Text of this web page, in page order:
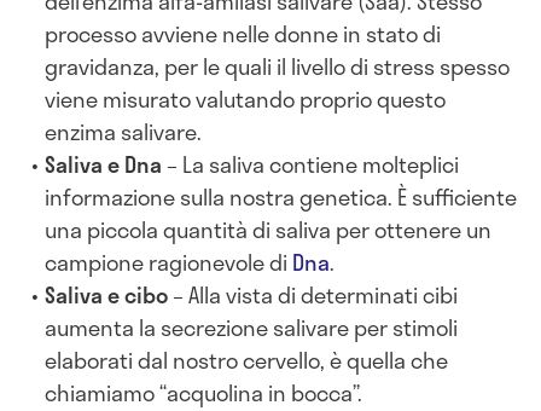
processo avviene nelle donne in stato di
gravidanza, per le quali il livello di stress spesso
viene misurato valutando proprio questo
enzima salivare.
Saliva e Dna – La saliva contiene molteplici
informazione sulla nostra genetica. È sufficiente
una piccola quantità di saliva per ottenere un
campione ragionevole di Dna.
Saliva e cibo– Alla vista di determinati cibi
aumenta la secrezione salivare per stimoli
elaborati dal nostro cervello, è quella che
chiamiamo “acquolina in bocca”.